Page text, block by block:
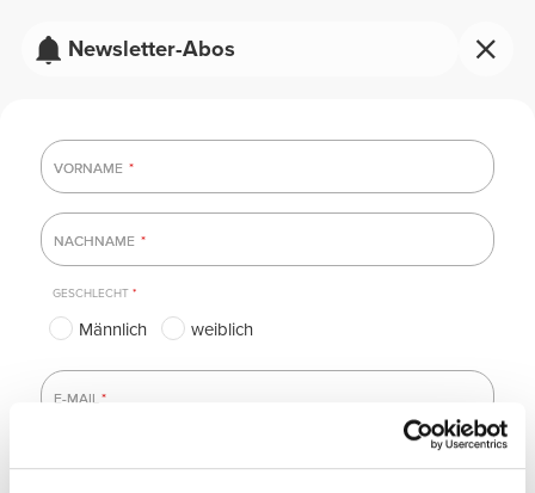
Newsletter-Abos
VORNAME *
VORNAME
NACHNAME *
NACHNAME
GESCHLECHT*
Männlich weiblich
E-MAIL *
E-MAIL